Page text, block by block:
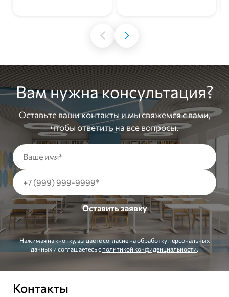
Вам нужна консультация?
Оставьте ваши контакты и мы свяжемся с вами,
чтобы ответить на все вопросы.
Нажимая на кнопку, вы даете согласие на обработку персональных
данных и соглашаетесь c политикой конфиденциальности
Контакты